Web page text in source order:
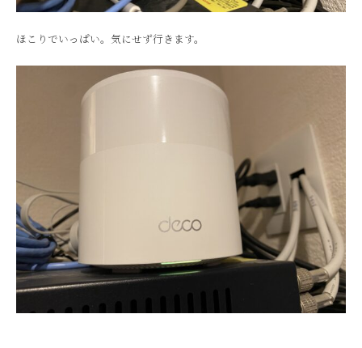
ほこりでいっぱい。気にせず行きます。